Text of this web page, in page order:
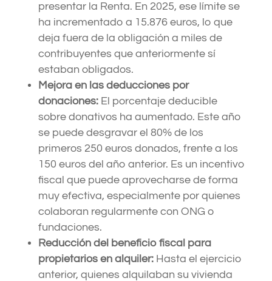
presentar la Renta. En 2025, ese límite se
ha incrementado a 15.876 euros, lo que
deja fuera de la obligación a miles de
contribuyentes que anteriormente sí
estaban obligados.
Mejora en las deducciones por
donaciones:El porcentaje deducible
sobre donativos ha aumentado. Este año
se puede desgravar el 80% de los
primeros 250 euros donados, frente a los
150 euros del año anterior. Es un incentivo
fiscal que puede aprovecharse de forma
muy efectiva, especialmente por quienes
colaboran regularmente con ONG o
fundaciones.
Reducción del beneficio fiscal para
propietarios en alquiler:Hasta el ejercicio
anterior, quienes alquilaban su vivienda